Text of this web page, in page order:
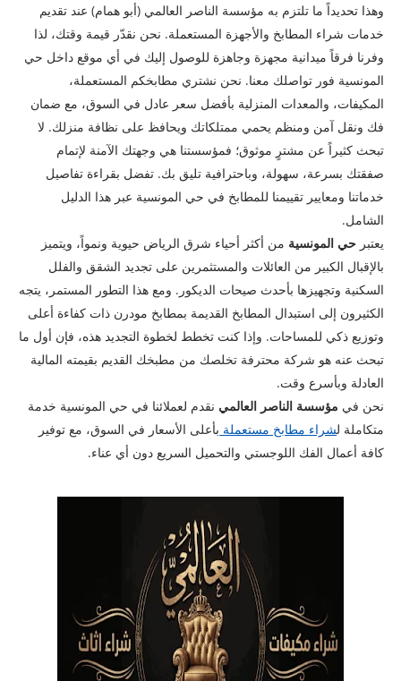
وهذا تحديداً ما تلتزم به مؤسسة الناصر العالمي (أبو همام) عند تقديم
خدمات شراء المطابخ والأجهزة المستعملة. نحن نقدّر قيمة وقتك، لذا
وفرنا فرقاً ميدانية مجهزة وجاهزة للوصول إليك في أي موقع داخل حي
المونسية فور تواصلك معنا. نحن نشتري مطابخكم المستعملة،
المكيفات، والمعدات المنزلية بأفضل سعر عادل في السوق، مع ضمان
فك ونقل آمن ومنظم يحمي ممتلكاتك ويحافظ على نظافة منزلك. لا
تبحث كثيراً عن مشترٍ موثوق؛ فمؤسستنا هي وجهتك الآمنة لإتمام
صفقتك بسرعة، سهولة، وباحترافية تليق بك. تفضل بقراءة تفاصيل
خدماتنا ومعايير تقييمنا للمطابخ في حي المونسية عبر هذا الدليل
الشامل.
يعتبر حي المونسية من أكثر أحياء شرق الرياض حيوية ونمواً، ويتميز
بالإقبال الكبير من العائلات والمستثمرين على تجديد الشقق والفلل
السكنية وتجهيزها بأحدث صيحات الديكور. ومع هذا التطور المستمر، يتجه
الكثيرون إلى استبدال المطابخ القديمة بمطابخ مودرن ذات كفاءة أعلى
وتوزيع ذكي للمساحات. وإذا كنت تخطط لخطوة التجديد هذه، فإن أول ما
تبحث عنه هو شركة محترفة تخلصك من مطبخك القديم بقيمته المالية
العادلة وبأسرع وقت.
​نحن في مؤسسة الناصر العالمي نقدم لعملائنا في حي المونسية خدمة
متكاملة لشراء مطابخ مستعملة بأعلى الأسعار في السوق، مع توفير
كافة أعمال الفك اللوجستي والتحميل السريع دون أي عناء.